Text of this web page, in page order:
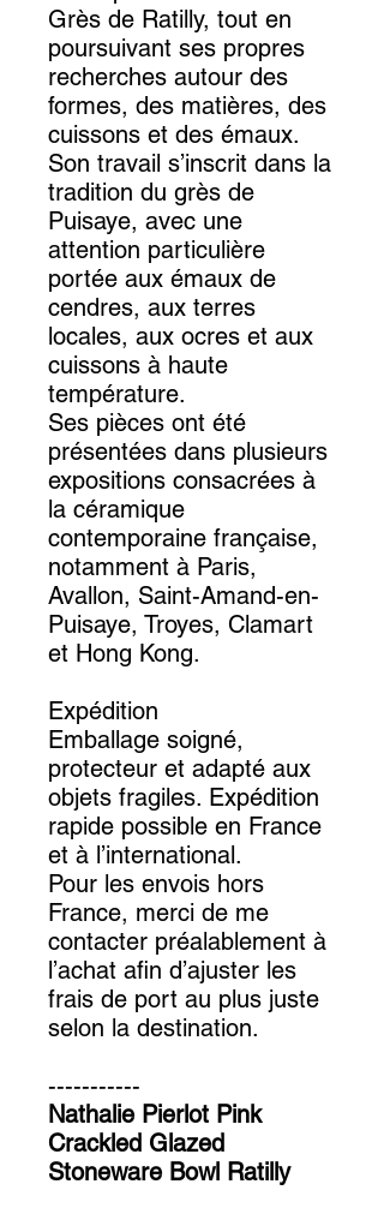
Grès de Ratilly, tout en
poursuivant ses propres
recherches autour des
formes, des matières, des
cuissons et des émaux.
Son travail s’inscrit dans la
tradition du grès de
Puisaye, avec une
attention particulière
portée aux émaux de
cendres, aux terres
locales, aux ocres et aux
cuissons à haute
température.
Ses pièces ont été
présentées dans plusieurs
expositions consacrées à
la céramique
contemporaine française,
notamment à Paris,
Avallon, Saint-Amand-en-
Puisaye, Troyes, Clamart
et Hong Kong.
Expédition
Emballage soigné,
protecteur et adapté aux
objets fragiles. Expédition
rapide possible en France
et à l’international.
Pour les envois hors
France, merci de me
contacter préalablement à
l’achat afin d’ajuster les
frais de port au plus juste
selon la destination.
-----------
Nathalie Pierlot Pink
Crackled Glazed
Stoneware Bowl Ratilly